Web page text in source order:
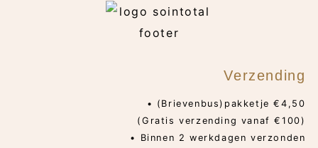
Verzending
• (Brievenbus)pakketje €4,50
(Gratis verzending vanaf €100)
• Binnen 2 werkdagen verzonden